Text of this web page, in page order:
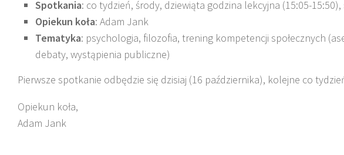
Spotkania: co tydzień, środy, dziewiąta godzina lekcyjna (15:05-
Opiekun koła: Adam Jank
Tematyka: psychologia, filozofia, trening kompetencji społecznych
debaty, wystąpienia publiczne)
Pierwsze spotkanie odbędzie się dzisiaj (16 października), kolejne co
Opiekun koła,
Adam Jank